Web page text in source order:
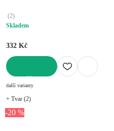
(2)
Skladem
332 Kč
další varianty
+ Tvar (2)
-20 %